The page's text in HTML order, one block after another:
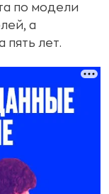
по модели
а
пять лет.